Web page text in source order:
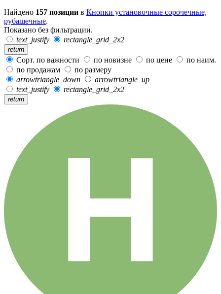
Найдено 157 позиции в Кнопки установочные сорочечные,
рубашечные.
Показано без фильтрации.
text_justify
rectangle_grid_2x2
return
Сорт. по важности по новизне по цене
по наим.
по продажам
по размеру
arrowtriangle_down
arrowtriangle_up
text_justify
rectangle_grid_2x2
return